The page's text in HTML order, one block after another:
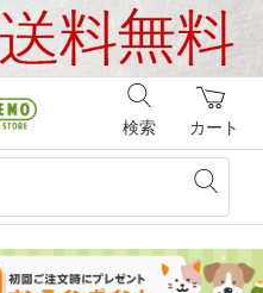
カート
検索